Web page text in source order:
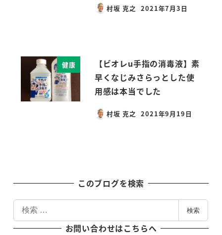
村坂 克之
投稿日
2021年7月3日
健康
【ビオレu手指の消毒液】素
早くなじみさらっとした使
用感は本当でした
村坂 克之
投稿日
2021年9月19日
このブログを検索
索
検索
お問い合わせはこちらへ